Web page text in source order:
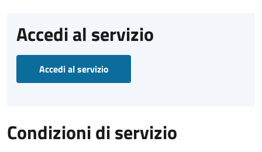
Accedi al servizio
Accedi al servizio
Condizioni di servizio